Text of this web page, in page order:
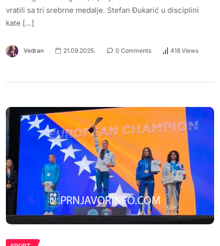
vratili sa tri srebrne medalje. Stefan Đukarić u disciplini
kate […]
Vedran 21.09.2025. 0 Comments 418 Views